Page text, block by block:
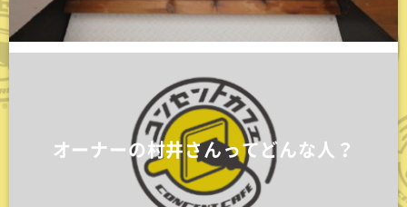
オーナーの村井さんってどんな人？